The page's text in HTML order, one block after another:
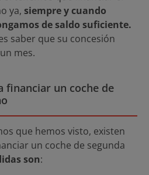
ya, siempre y cuando
de saldo suficiente.
saber que su concesión
mes.
financiar un coche de
que hemos visto, existen
un coche de segunda
son: